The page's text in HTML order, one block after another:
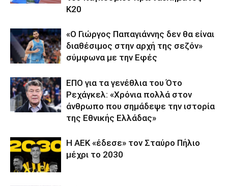
Κ20
«Ο Γιώργος Παπαγιάννης δεν θα είναι
διαθέσιμος στην αρχή της σεζόν»
σύμφωνα με την Εφές
ΕΠΟ για τα γενέθλια του Ότο
Ρεχάγκελ: «Χρόνια πολλά στον
άνθρωπο που σημάδεψε την ιστορία
της Εθνικής Ελλάδας»
Η ΑΕΚ «έδεσε» τον Σταύρο Πήλιο
μέχρι το 2030